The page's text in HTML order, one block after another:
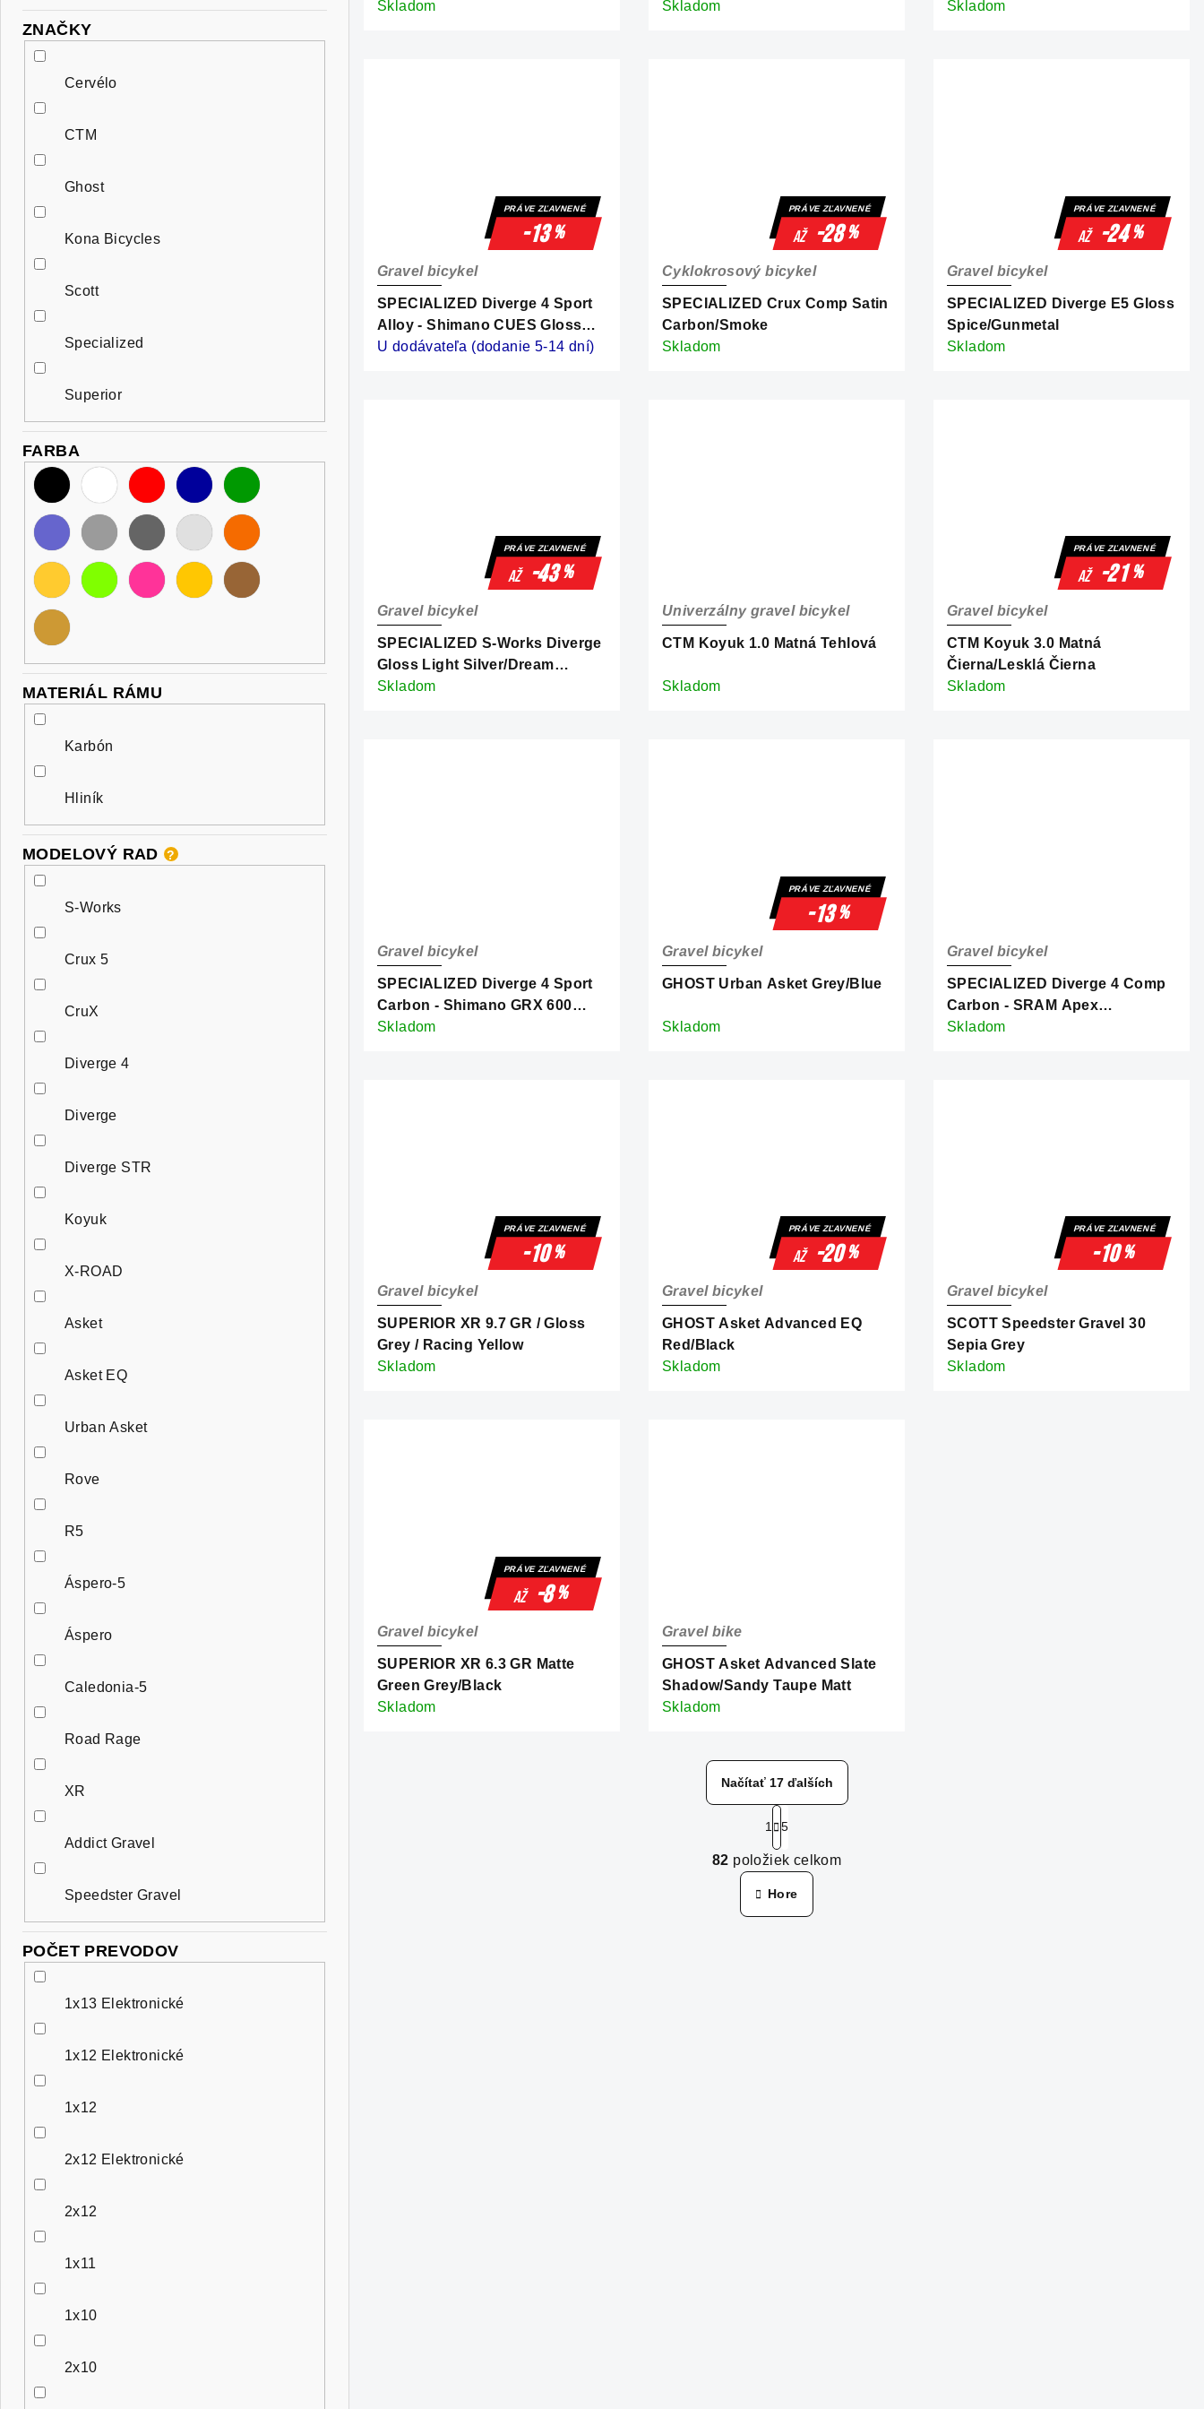
ZNAČKY
Cervélo
CTM
Ghost
Kona Bicycles
Scott
Specialized
Superior
FARBA
MATERIÁL RÁMU
Karbón
Hliník
MODELOVÝ RAD ?
S-Works
Crux 5
CruX
Diverge 4
Diverge
Diverge STR
Koyuk
X-ROAD
Asket
Asket EQ
Urban Asket
Rove
R5
Áspero-5
Áspero
Caledonia-5
Road Rage
XR
Addict Gravel
Speedster Gravel
POČET PREVODOV
1x13 Elektronické
1x12 Elektronické
1x12
2x12 Elektronické
2x12
1x11
1x10
2x10
d
Skladom Skladom Skladom
PRÁVE ZĽAVNENÉ
-13%
SPECIALIZED Diverge 4 Sport
Alloy - Shimano CUES Gloss
Dark Navy/Dolomite Metallic
Gravel bicykel
U dodávateľa (dodanie 5-14 dní)
PRÁVE ZĽAVNENÉ
až -28%
SPECIALIZED Crux Comp Satin
Carbon/Smoke
Cyklokrosový bicykel
Skladom
PRÁVE ZĽAVNENÉ
až -24%
SPECIALIZED Diverge E5 Gloss
Spice/Gunmetal
Gravel bicykel
Skladom
PRÁVE ZĽAVNENÉ
až -43%
SPECIALIZED S-Works Diverge
Gloss Light Silver/Dream
Silver/Dusty Blue/Wild
Gravel bicykel
Skladom
CTM Koyuk 1.0 Matná Tehlová
Univerzálny gravel bicykel
Skladom
PRÁVE ZĽAVNENÉ
až -21%
CTM Koyuk 3.0 Matná
Čierna/Lesklá Čierna
Gravel bicykel
Skladom
SPECIALIZED Diverge 4 Sport
Carbon - Shimano GRX 600
Emerald Metallic/Silver Dust
Gravel bicykel
Skladom
PRÁVE ZĽAVNENÉ
-13%
GHOST Urban Asket Grey/Blue
Gravel bicykel
Skladom
SPECIALIZED Diverge 4 Comp
Carbon - SRAM Apex
AXS/S1000 Laurel Green
Gravel bicykel
Skladom
PRÁVE ZĽAVNENÉ
-10%
SUPERIOR XR 9.7 GR / Gloss
Grey / Racing Yellow
Gravel bicykel
Skladom
PRÁVE ZĽAVNENÉ
až -20%
GHOST Asket Advanced EQ
Red/Black
Gravel bicykel
Skladom
PRÁVE ZĽAVNENÉ
-10%
SCOTT Speedster Gravel 30
Sepia Grey
Gravel bicykel
Skladom
PRÁVE ZĽAVNENÉ
až -8%
SUPERIOR XR 6.3 GR Matte
Green Grey/Black
Gravel bicykel
Skladom
GHOST Asket Advanced Slate
Shadow/Sandy Taupe Matt
Gravel bike
Skladom
O
v
l
á
Načítať 17 ďalších
S
t
r
á
n
k
1 5
82 položiek celkom
Hore